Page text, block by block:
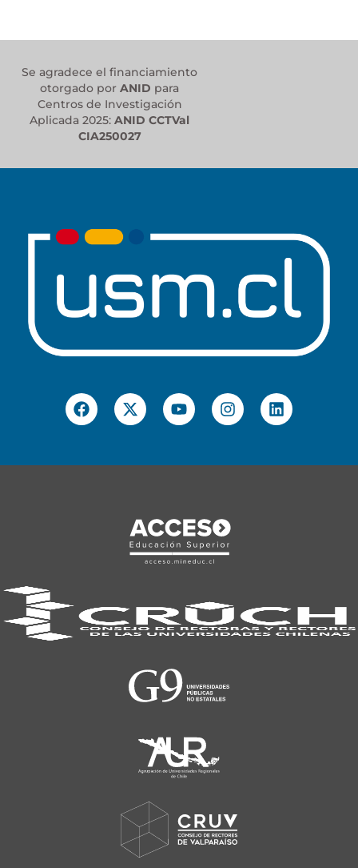
Se agradece el financiamiento
otorgado por ANID para
Centros de Investigación
Aplicada 2025: ANID CCTVal
CIA250027